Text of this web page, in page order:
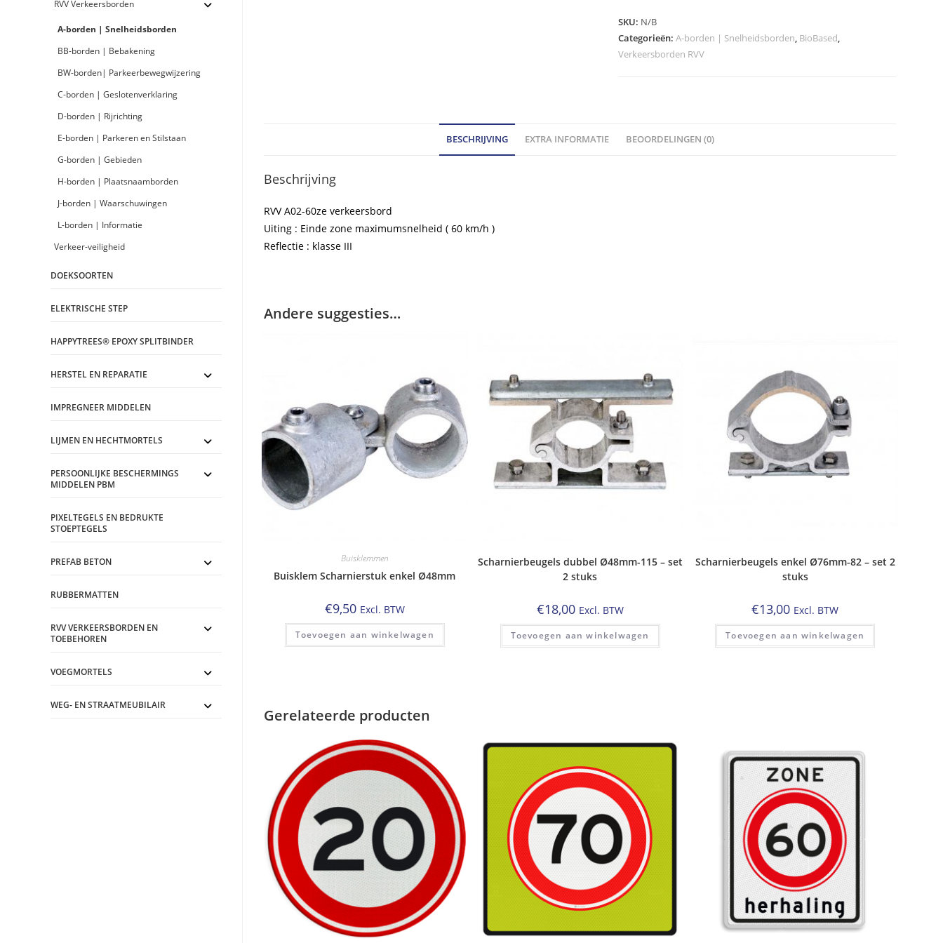
model
A02-
60ze
SKU: N/B
Categorieën: A-borden | Snelheidsborden, BioBased,
Verkeersborden RVV
BESCHRIJVING EXTRA INFORMATIE BEOORDELINGEN (0)
Beschrijving
RVV A02-60ze verkeersbord
Uiting : Einde zone maximumsnelheid ( 60 km/h )
Reflectie : klasse III
Andere suggesties…
Buisklemmen
Buisklem Scharnierstuk enkel Ø48mm
€9,50 Excl. BTW
Toevoegen aan winkelwagen
Scharnierbeugels dubbel Ø48mm-115 – set
2 stuks
€18,00 Excl. BTW
Toevoegen aan winkelwagen
Scharnierbeugels enkel Ø76mm-82 – set 2
stuks
€13,00 Excl. BTW
Toevoegen aan winkelwagen
Gerelateerde producten
RVV Verkeersborden
A-borden | Snelheidsborden
BB-borden | Bebakening
BW-borden| Parkeerbewegwijzering
C-borden | Geslotenverklaring
D-borden | Rijrichting
E-borden | Parkeren en Stilstaan
G-borden | Gebieden
H-borden | Plaatsnaamborden
J-borden | Waarschuwingen
L-borden | Informatie
Verkeer-veiligheid
DOEKSOORTEN
ELEKTRISCHE STEP
HAPPYTREES® EPOXY SPLITBINDER
HERSTEL EN REPARATIE
IMPREGNEER MIDDELEN
LIJMEN EN HECHTMORTELS
PERSOONLIJKE BESCHERMINGS
MIDDELEN PBM
PIXELTEGELS EN BEDRUKTE
STOEPTEGELS
PREFAB BETON
RUBBERMATTEN
RVV VERKEERSBORDEN EN
TOEBEHOREN
VOEGMORTELS
WEG- EN STRAATMEUBILAIR